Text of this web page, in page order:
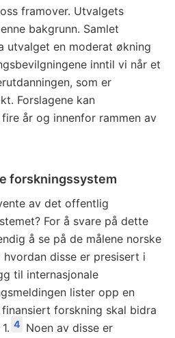
framover. Utvalgets
bakgrunn. Samlet
utvalget en moderat økning
inntil vi når et
som er
Forslagene kan
år og innenfor rammen av
forskningssystem
av det offentlig
For å svare på dette
å se på de målene norske
disse er presisert i
til internasjonale
lister opp en
forskning skal bidra
4 Noen av disse er